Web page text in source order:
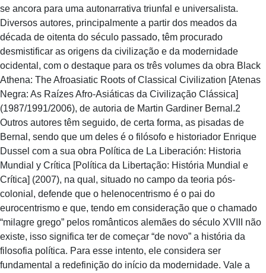
se ancora para uma autonarrativa triunfal e universalista.
Diversos autores, principalmente a partir dos meados da
década de oitenta do século passado, têm procurado
desmistificar as origens da civilização e da modernidade
ocidental, com o destaque para os três volumes da obra Black
Athena: The Afroasiatic Roots of Classical Civilization [Atenas
Negra: As Raízes Afro-Asiáticas da Civilização Clássica]
(1987/1991/2006), de autoria de Martin Gardiner Bernal.2
Outros autores têm seguido, de certa forma, as pisadas de
Bernal, sendo que um deles é o filósofo e historiador Enrique
Dussel com a sua obra Política de La Liberación: Historia
Mundial y Crítica [Política da Libertação: História Mundial e
Crítica] (2007), na qual, situado no campo da teoria pós-
colonial, defende que o helenocentrismo é o pai do
eurocentrismo e que, tendo em consideração que o chamado
“milagre grego” pelos românticos alemães do século XVIII não
existe, isso significa ter de começar “de novo” a história da
filosofia política. Para esse intento, ele considera ser
fundamental a redefinição do início da modernidade. Vale a